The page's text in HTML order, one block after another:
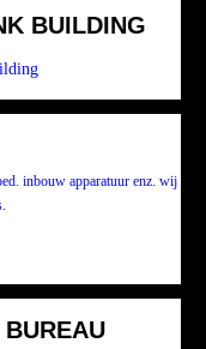
BUILDING
inbouw apparatuur enz. wij